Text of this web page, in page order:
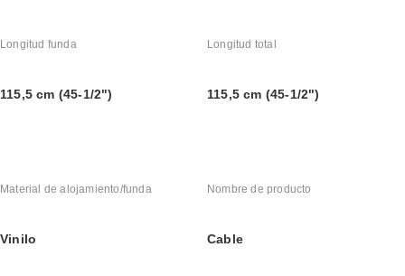
Longitud funda
115,5 cm (45-1/2")
Longitud total
115,5 cm (45-1/2")
Material de alojamiento/funda
Vinilo
Nombre de producto
Cable